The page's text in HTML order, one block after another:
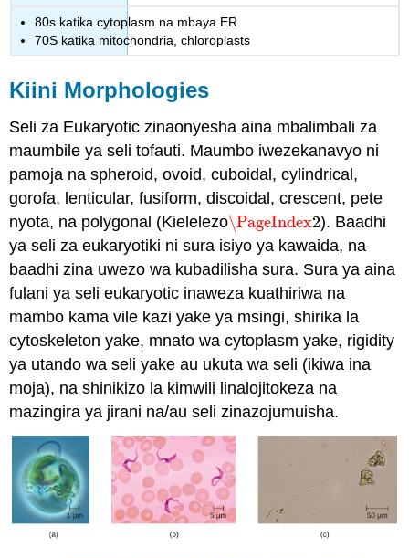
80s katika cytoplasm na mbaya ER
70S katika mitochondria, chloroplasts
Kiini Morphologies
Seli za Eukaryotic zinaonyesha aina mbalimbali za
maumbile ya seli tofauti. Maumbo iwezekanavyo ni
pamoja na spheroid, ovoid, cuboidal, cylindrical,
gorofa, lenticular, fusiform, discoidal, crescent, pete
nyota, na polygonal (Kielelezo\PageIndex2
\PageIndex2). Baadhi
ya seli za eukaryotiki ni sura isiyo ya kawaida, na
baadhi zina uwezo wa kubadilisha sura. Sura ya aina
fulani ya seli eukaryotic inaweza kuathiriwa na
mambo kama vile kazi yake ya msingi, shirika la
cytoskeleton yake, mnato wa cytoplasm yake, rigidity
ya utando wa seli yake au ukuta wa seli (ikiwa ina
moja), na shinikizo la kimwili linalojitokeza na
mazingira ya jirani na/au seli zinazojumuisha.